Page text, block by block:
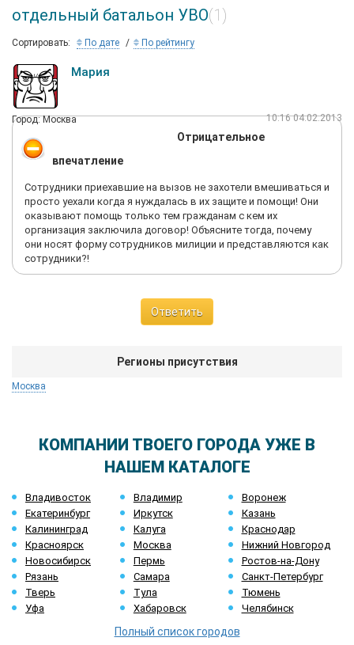
отдельный батальон УВО(1)
Сортировать: По дате По рейтингу
Мария
Город: Москва 10:16 04.02.2013
Отрицательное
впечатление
Сотрудники приехавшие на вызов не захотели вмешиваться и
просто уехали когда я нуждалась в их защите и помощи! Они
оказывают помощь только тем гражданам с кем их
организация заключила договор! Объясните тогда, почему
они носят форму сотрудников милиции и представляются как
сотрудники?!
Ответить
Регионы присутствия
Москва
КОМПАНИИ ТВОЕГО ГОРОДА УЖЕ В
НАШЕМ КАТАЛОГЕ
Владивосток Владимир
Воронеж
Екатеринбург
Иркутск
Казань
Калининград
Калуга
Краснодар
Красноярск
Москва
Нижний Новгород
Новосибирск
Пермь
Ростов-на-Дону
Рязань
Самара
Санкт-Петербург
Тверь
Тула
Тюмень
Уфа
Хабаровск Челябинск
Полный список городов